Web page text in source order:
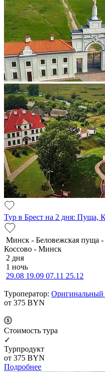
Тур в Брест на 2 дня: Пуща,
Минск - Беловежская пуща
Коссово - Минск
2 дня
1 ночь
29.08 19.09 07.11 25.12
Туроператор: Оригинальный
от 375 BYN
Cтоимость тура
✓
Турпродукт
от 375 BYN
Подробнее